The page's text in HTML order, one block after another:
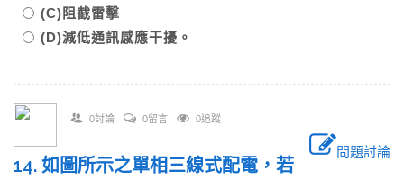
(C)阻截雷擊
(D)減低通訊感應干擾。
0討論 0留言 0追蹤
問題討論
14. 如圖所示之單相三線式配電，若